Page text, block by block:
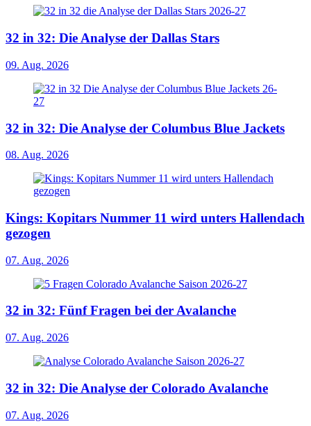
32 in 32: Die Analyse der Dallas Stars
09. Aug. 2026
32 in 32: Die Analyse der Columbus Blue Jackets
08. Aug. 2026
Kings: Kopitars Nummer 11 wird unters Hallendach
gezogen
07. Aug. 2026
32 in 32: Fünf Fragen bei der Avalanche
07. Aug. 2026
32 in 32: Die Analyse der Colorado Avalanche
07. Aug. 2026